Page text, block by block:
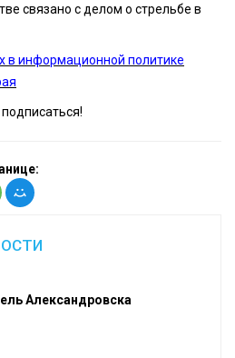
связано с делом о стрельбе в
в информационной политике
Александровска